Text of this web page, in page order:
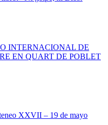
INTERNACIONAL DE
EN QUART DE POBLET
XXVII – 19 de mayo